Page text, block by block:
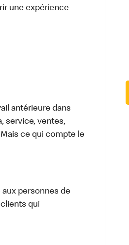
une expérience-
antérieure dans
service, ventes,
ce qui compte le
personnes de
qui